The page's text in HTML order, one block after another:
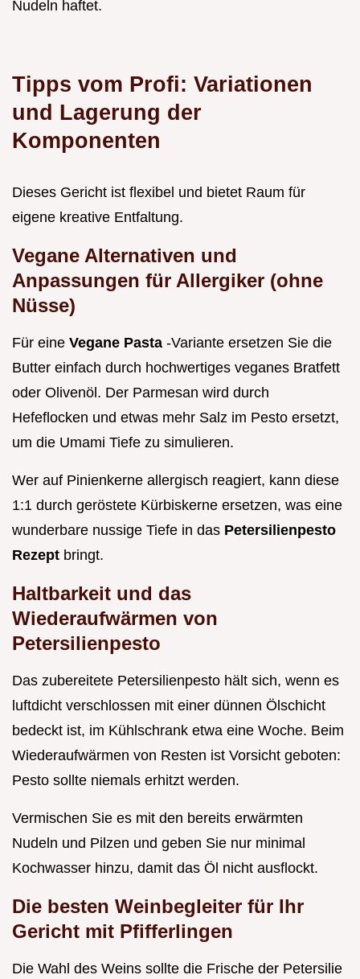
Nudeln haftet.
Tipps vom Profi: Variationen
und Lagerung der
Komponenten
Dieses Gericht ist flexibel und bietet Raum für
eigene kreative Entfaltung.
Vegane Alternativen und
Anpassungen für Allergiker (ohne
Nüsse)
Für eine Vegane Pasta -Variante ersetzen Sie die
Butter einfach durch hochwertiges veganes Bratfett
oder Olivenöl. Der Parmesan wird durch
Hefeflocken und etwas mehr Salz im Pesto ersetzt,
um die Umami Tiefe zu simulieren.
Wer auf Pinienkerne allergisch reagiert, kann diese
1:1 durch geröstete Kürbiskerne ersetzen, was eine
wunderbare nussige Tiefe in das Petersilienpesto
Rezept bringt.
Haltbarkeit und das
Wiederaufwärmen von
Petersilienpesto
Das zubereitete Petersilienpesto hält sich, wenn es
luftdicht verschlossen mit einer dünnen Ölschicht
bedeckt ist, im Kühlschrank etwa eine Woche. Beim
Wiederaufwärmen von Resten ist Vorsicht geboten:
Pesto sollte niemals erhitzt werden.
Vermischen Sie es mit den bereits erwärmten
Nudeln und Pilzen und geben Sie nur minimal
Kochwasser hinzu, damit das Öl nicht ausflockt.
Die besten Weinbegleiter für Ihr
Gericht mit Pfifferlingen
Die Wahl des Weins sollte die Frische der Petersilie